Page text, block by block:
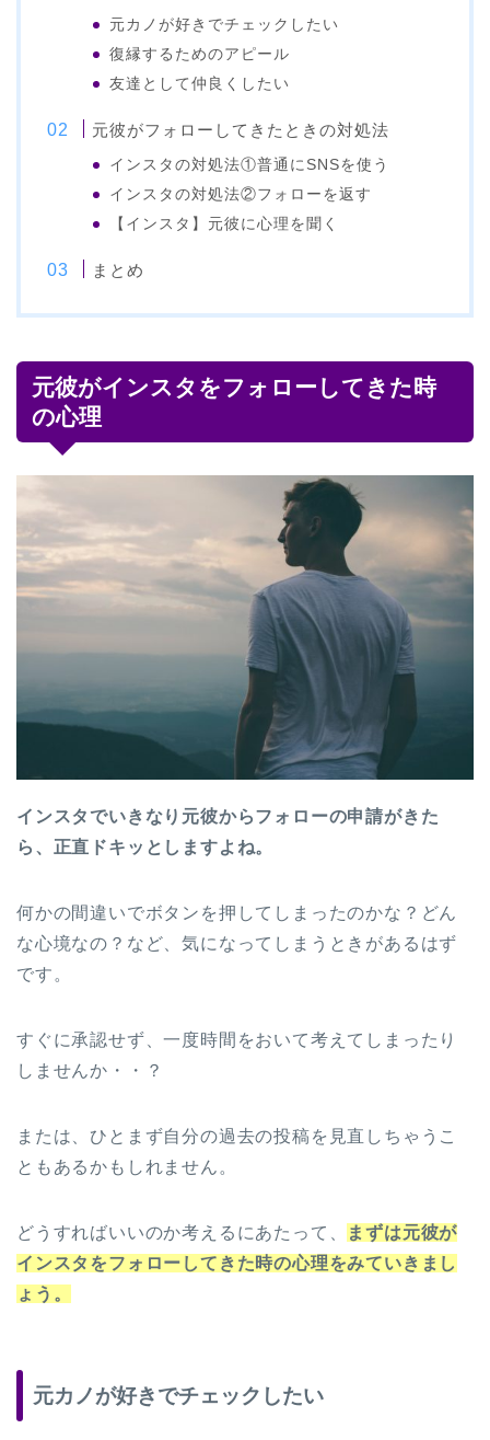
元カノが好きでチェックしたい
復縁するためのアピール
友達として仲良くしたい
元彼がフォローしてきたときの対処法
インスタの対処法①普通にSNSを使う
インスタの対処法②フォローを返す
【インスタ】元彼に心理を聞く
まとめ
元彼がインスタをフォローしてきた時
の心理
インスタでいきなり元彼からフォローの申請がきた
ら、正直ドキッとしますよね。
何かの間違いでボタンを押してしまったのかな？どん
な心境なの？など、気になってしまうときがあるはず
です。
すぐに承認せず、一度時間をおいて考えてしまったり
しませんか・・？
または、ひとまず自分の過去の投稿を見直しちゃうこ
ともあるかもしれません。
どうすればいいのか考えるにあたって、
まずは元彼が
インスタをフォローしてきた時の心理をみていきまし
ょう。
元カノが好きでチェックしたい